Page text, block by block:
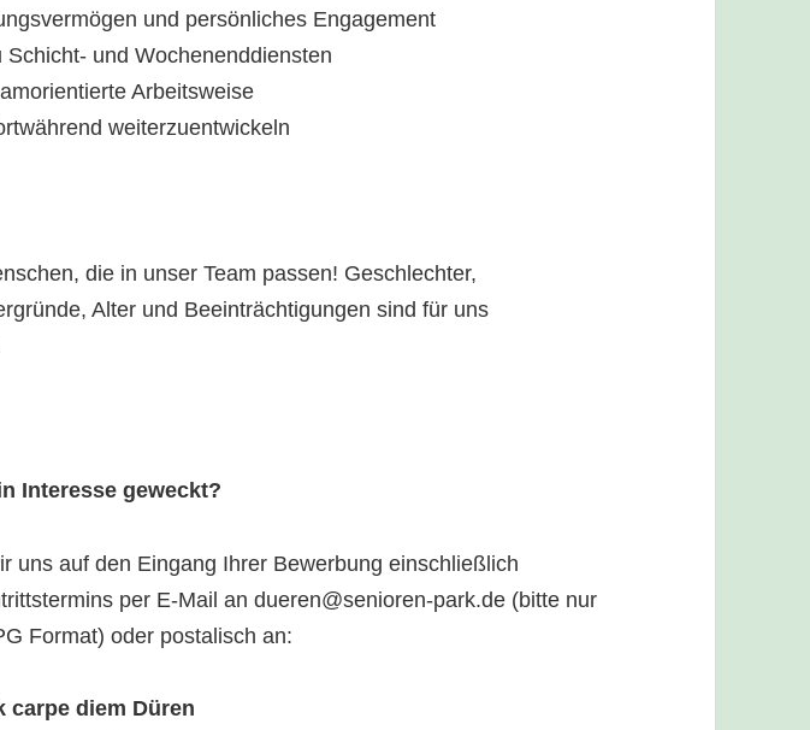
und persönliches Engagement
Schicht- und Wochenenddiensten
Arbeitsweise
weiterzuentwickeln
die in unser Team passen! Geschlechter,
Alter und Beeinträchtigungen sind für uns
Interesse geweckt?
uns auf den Eingang Ihrer Bewerbung einschließlich
per E-Mail an dueren@senioren-park.de (bitte nur
Format) oder postalisch an:
carpe diem Düren